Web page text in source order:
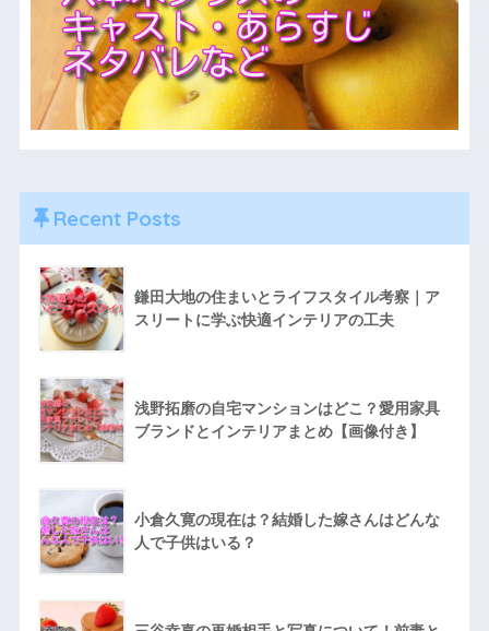
Recent Posts
鎌田大地の住まいとライフスタイル考察｜ア
スリートに学ぶ快適インテリアの工夫
浅野拓磨の自宅マンションはどこ？愛用家具
ブランドとインテリアまとめ【画像付き】
小倉久寛の現在は？結婚した嫁さんはどんな
人で子供はいる？